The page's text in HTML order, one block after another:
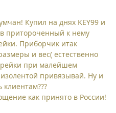
Купил на днях KEY99 и
притороченный к нему
Приборчик итак
и вес( естественно
при малейшем
привязывай. Ну и
клиентам???
как принято в России!